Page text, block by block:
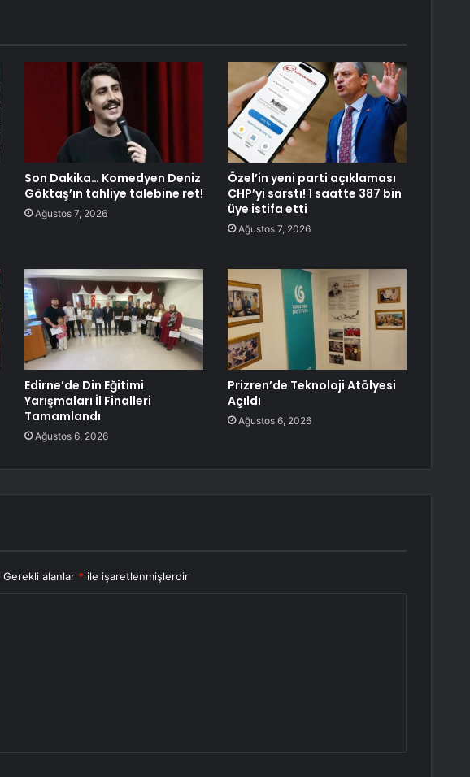
Son Dakika… Komedyen Deniz
Göktaş’ın tahliye talebine ret!
Ağustos 7, 2026
Özel’in yeni parti açıklaması
CHP’yi sarstı! 1 saatte 387 bin
üye istifa etti
Ağustos 7, 2026
Edirne’de Din Eğitimi
Yarışmaları İl Finalleri
Tamamlandı
Ağustos 6, 2026
Prizren’de Teknoloji Atölyesi
Açıldı
Ağustos 6, 2026
Gerekli alanlar * ile işaretlenmişlerdir